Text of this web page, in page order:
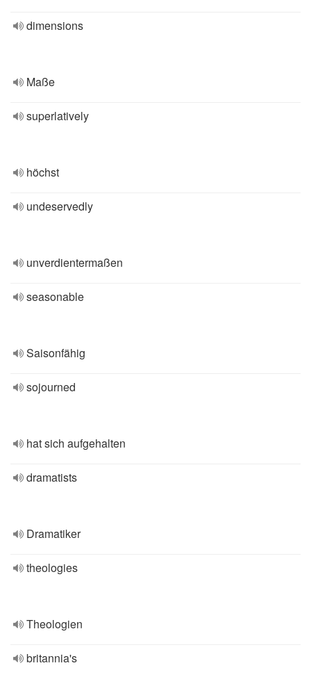
dimensions
Maße
superlatively
höchst
undeservedly
unverdientermaßen
seasonable
Saisonfähig
sojourned
hat sich aufgehalten
dramatists
Dramatiker
theologies
Theologien
britannia's